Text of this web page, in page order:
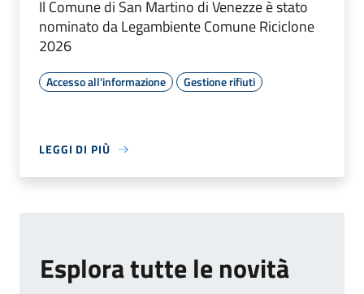
Il Comune di San Martino di Venezze è stato
nominato da Legambiente Comune Riciclone
2026
Accesso all'informazione Gestione rifiuti
LEGGI DI PIÙ
Esplora tutte le novità